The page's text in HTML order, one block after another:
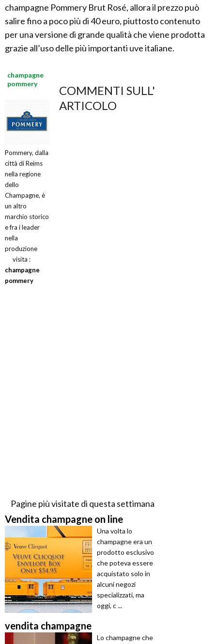
champagne Pommery Brut Rosé, allora il prezzo può
salire fino a poco più di 40 euro, piuttosto contenuto
per una versione di grande qualità che viene prodotta
grazie all’uso delle più importanti uve italiane.
champagne
pommery
Pommery, dalla
città di Reims
nella regione
dello
Champagne, è
un altro
marchio storico
e fra i leader
nella
produzione
visita :
champagne
pommery
COMMENTI SULL'
ARTICOLO
Pagine più visitate di questa settimana
Vendita champagne on line
Una volta lo
champagne era un
prodotto esclusivo
che poteva essere
acquistato solo in
alcuni negozi
specializzati, ma
oggi, c ...
vendita champagne
Lo champagne che